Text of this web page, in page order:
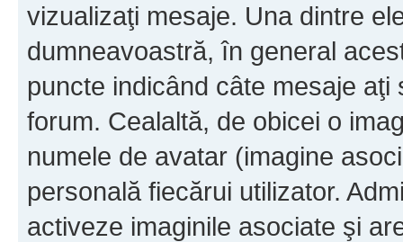
vizualizaţi mesaje. Una dintre
dumneavoastră, în general
puncte indicând câte mesaje
forum. Cealaltă, de obicei o
numele de avatar (imagine
personală fiecărui utilizator.
activeze imaginile asociate şi